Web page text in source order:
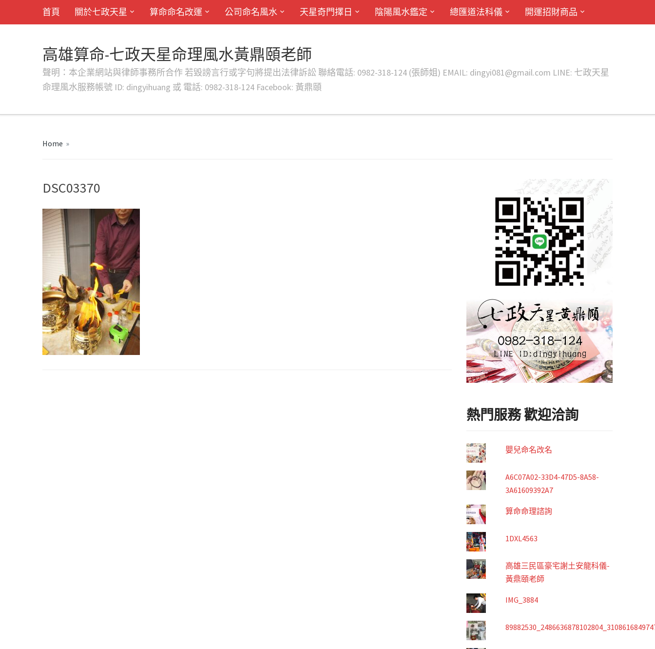
首頁 關於七政天星 算命命名改運 公司命名風水 天星奇門擇日 陰陽風水鑑定 總匯道法科儀 開運招財商品
高雄算命-七政天星命理風水黃鼎頤老師
聲明：本企業網站與律師事務所合作 若毀謗言行或字句將提出法律訴訟 聯絡電話: 0982-318-124 (張師姐) EMAIL: dingyi081@gmail.com LINE: 七政天星
命理風水服務帳號 ID: dingyihuang 或 電話: 0982-318-124 Facebook: 黃鼎頤
Home »
DSC03370
熱門服務 歡迎洽詢
嬰兒命名改名
A6C07A02-33D4-47D5-8A58-
3A61609392A7
算命命理諮詢
1DXL4563
高雄三民區豪宅謝土安龍科儀-
黃鼎頤老師
IMG_3884